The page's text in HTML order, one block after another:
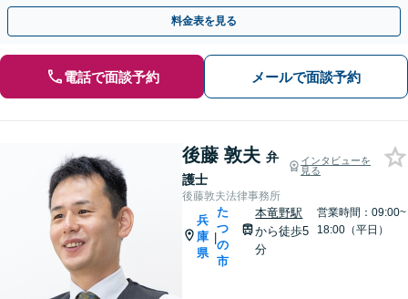
う尽力します【フリーランス・個人事業主のご相談も対応】
料金表を見る
電話で面談予約 メールで面談予約
後藤 敦夫 弁
護士
インタビューを
見る
後藤敦夫法律事務所
兵
庫
県
|
た
つ
の
市
本竜野駅
から徒歩5
分
営業時間：09:00~
18:00（平日）